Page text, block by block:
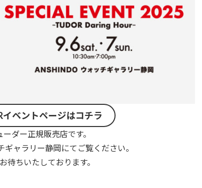
ベントページはコチラ
ダー正規販売店です。
ャラリー静岡にてご覧ください。
待ちいたしております。